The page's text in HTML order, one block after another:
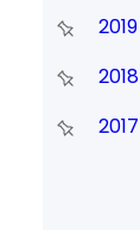
2019
2018
2017